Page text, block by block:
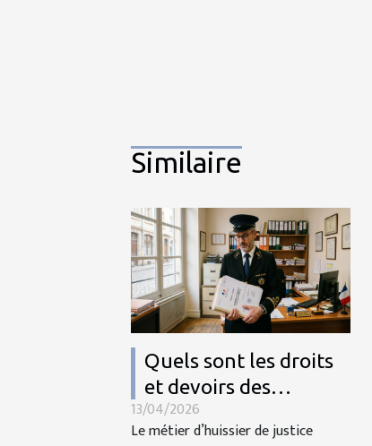
Similaire
Quels sont les droits
et devoirs des
huissiers de justice en
France ?
13/04/2026
Le métier d’huissier de justice